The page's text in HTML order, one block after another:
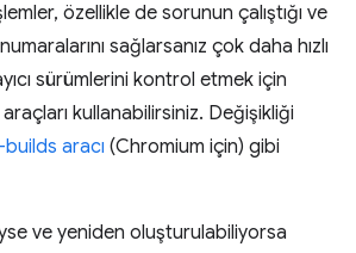
özellikle de sorunun çalıştığı ve
sağlarsanız çok daha hızlı
sürümlerini kontrol etmek için
kullanabilirsiniz. Değişikliği
aracı (Chromium için) gibi
ve yeniden oluşturulabiliyorsa